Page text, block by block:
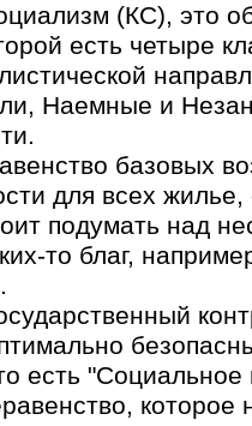
(КС), это
есть четыре
Наемные и
базовых
для всех
подумать над
то благ,
есть